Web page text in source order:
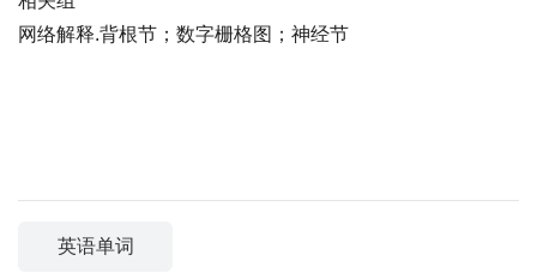
网络解释.背根节；数字栅格图；神经节
英语单词